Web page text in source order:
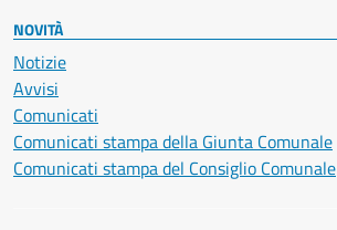
NOVITÀ
Notizie
Avvisi
Comunicati
Comunicati stampa della Giunta Comunale
Comunicati stampa del Consiglio Comunale